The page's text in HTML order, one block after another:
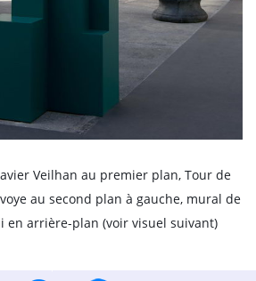
Veilhan au premier plan, Tour de
au second plan à gauche, mural de
en arrière-plan (voir visuel suivant)